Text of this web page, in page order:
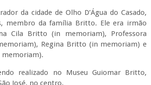
da cidade de Olho D’Água do Casado,
membro da família Britto. Ele era irmão
Cila Britto (in memoriam), Professora
Regina Britto (in memoriam) e
realizado no Museu Guiomar Britto,
José, no centro.